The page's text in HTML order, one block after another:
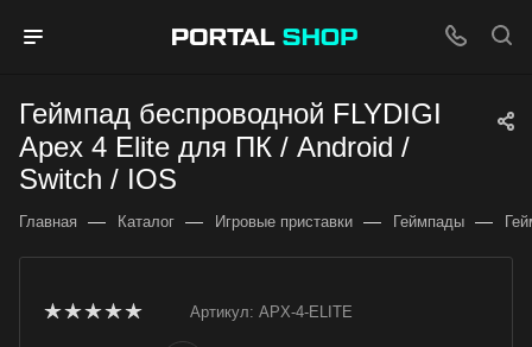
Геймпад беспроводной FLYDIGI
Apex 4 Elite для ПК / Android /
Switch / IOS
Главная — Каталог — Игровые приставки — Геймпады —
Артикул: APX-4-ELITE